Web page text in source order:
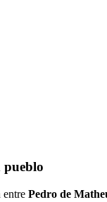
entre Pedro de